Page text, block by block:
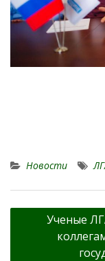
Новости
Навигация
Ученые